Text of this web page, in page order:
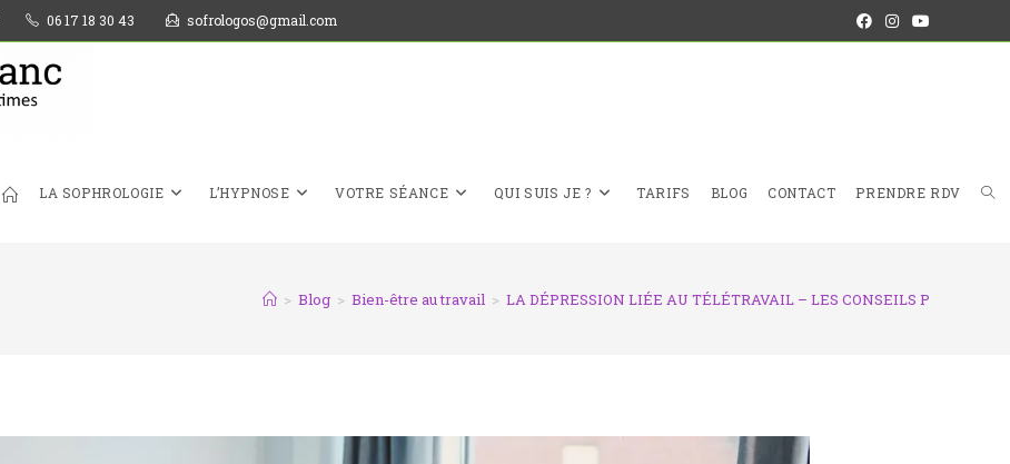
06 17 18 30 43 sofrologos@gmail.com
LA SOPHROLOGIE L’HYPNOSE VOTRE SÉANCE QUI SUIS JE ? TARIFS BLOG CONTACT PRENDRE RDV
> Blog > Bien-être au travail > LA DÉPRESSION LIÉE AU TÉLÉTRAVAIL – LES CONSEILS POUR S’EN